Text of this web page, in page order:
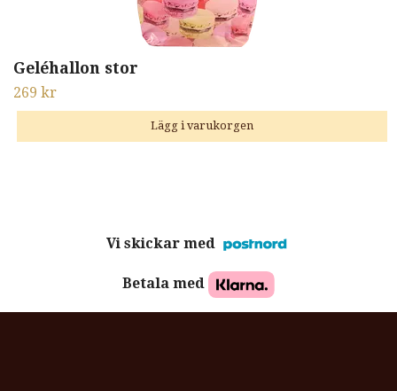
Vi skickar med
Betala med
Geléhallon stor
269 kr